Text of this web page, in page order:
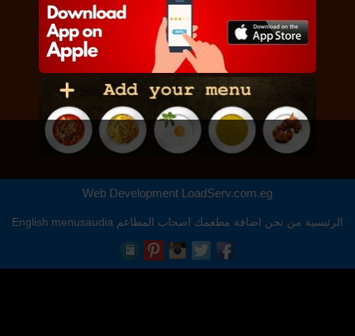
Web Development LoadServ.com.eg
الرئيسية من نحن اضافة مطعمك اصحاب المطاعم menusaudia
English